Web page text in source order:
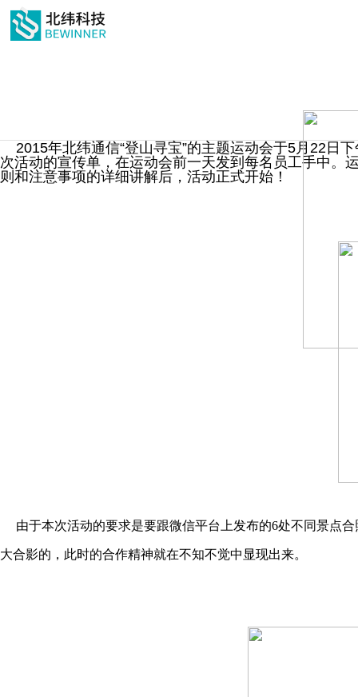
<< 返回上一页
2015年北纬通信“登山寻宝”的主题运动会于5月22日
次活动的宣传单，在运动会前一天发到每名员工手中。
则和注意事项的详细讲解后，活动正式开始！
由于本次活动的要求是要跟微信平台上发布的6处不同景点
大合影的，此时的合作精神就在不知不觉中显现出来。